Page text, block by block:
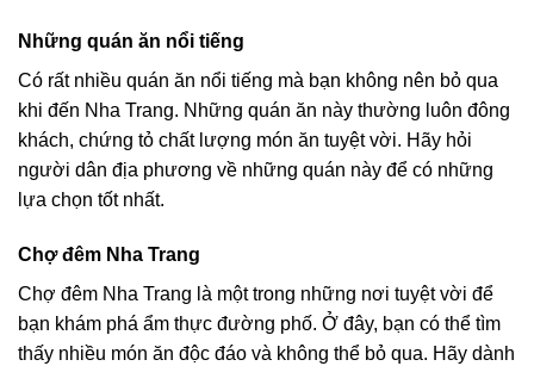
Những quán ăn nổi tiếng
Có rất nhiều quán ăn nổi tiếng mà bạn không nên bỏ qua
khi đến Nha Trang. Những quán ăn này thường luôn đông
khách, chứng tỏ chất lượng món ăn tuyệt vời. Hãy hỏi
người dân địa phương về những quán này để có những
lựa chọn tốt nhất.
Chợ đêm Nha Trang
Chợ đêm Nha Trang là một trong những nơi tuyệt vời để
bạn khám phá ẩm thực đường phố. Ở đây, bạn có thể tìm
thấy nhiều món ăn độc đáo và không thể bỏ qua. Hãy dành